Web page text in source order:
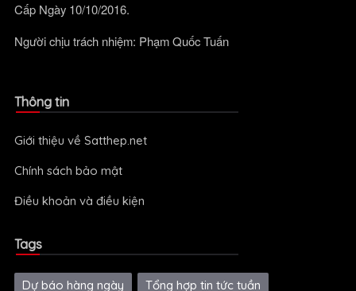
Cấp Ngày 10/10/2016.
Người chịu trách nhiệm: Phạm Quốc Tuấn
Thông tin
Giới thiệu về Satthep.net
Chính sách bảo mật
Điều khoản và điều kiện
Tags
Dự báo hàng ngày Tổng hợp tin tức tuần